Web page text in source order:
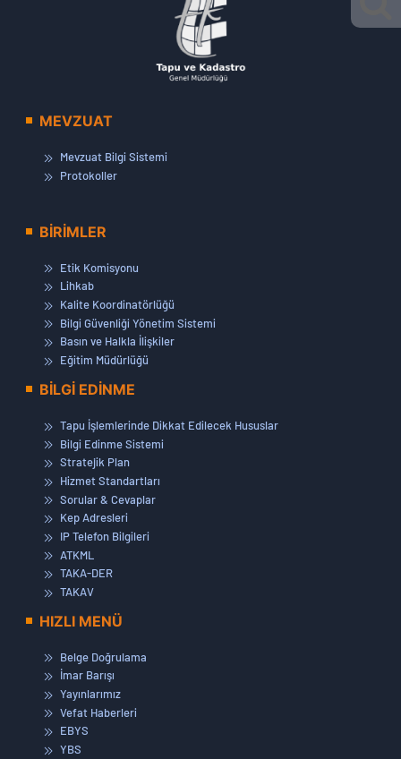
MEVZUAT
Mevzuat Bilgi Sistemi
Protokoller
BİRİMLER
Etik Komisyonu
Lihkab
Kalite Koordinatörlüğü
Bilgi Güvenliği Yönetim Sistemi
Basın ve Halkla İlişkiler
Eğitim Müdürlüğü
BİLGİ EDİNME
Tapu İşlemlerinde Dikkat Edilecek Hususlar
Bilgi Edinme Sistemi
Stratejik Plan
Hizmet Standartları
Sorular & Cevaplar
Kep Adresleri
IP Telefon Bilgileri
ATKML
TAKA-DER
TAKAV
HIZLI MENÜ
Belge Doğrulama
İmar Barışı
Yayınlarımız
Vefat Haberleri
EBYS
YBS